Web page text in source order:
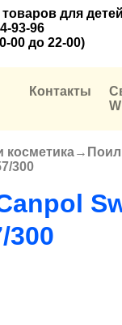
для детей
93-96
00 до 22-00)
Контакты
косметика→
300
300